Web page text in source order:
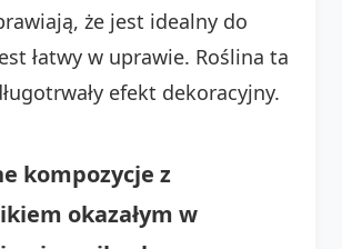
że jest idealny do
łatwy w uprawie. Roślina ta
efekt dekoracyjny.
kompozycje z
okazałym w